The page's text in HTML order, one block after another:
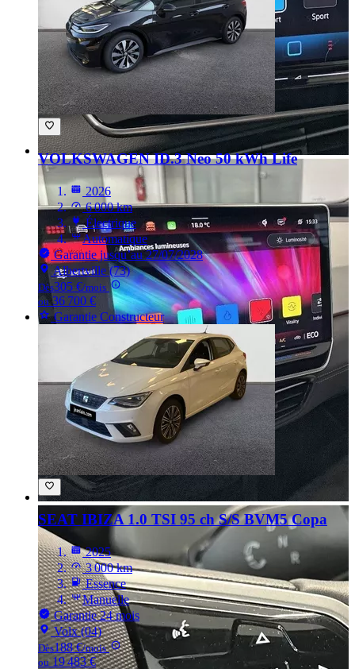
VOLKSWAGEN ID.3Neo 50 kWh Life
2026
6 000 km
Électrique
Automatique
Garantie jusqu’au 27/07/2028
Albertville (73)
Dès305 €/mois
ou 36 700 €
Garantie Constructeur
SEAT IBIZA 1.0 TSI 95 ch S/S BVM5 Copa
2025
3 000 km
Essence
Manuelle
Garantie 24 mois
Volx (04)
Dès188 €/mois
ou19 483 €